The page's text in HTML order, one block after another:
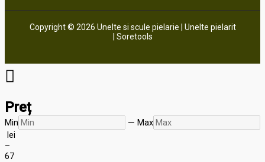
Copyright © 2026 Unelte si scule pielarie | Unelte pielarit
| Soretools
Preț
Min — Max
lei
–
67